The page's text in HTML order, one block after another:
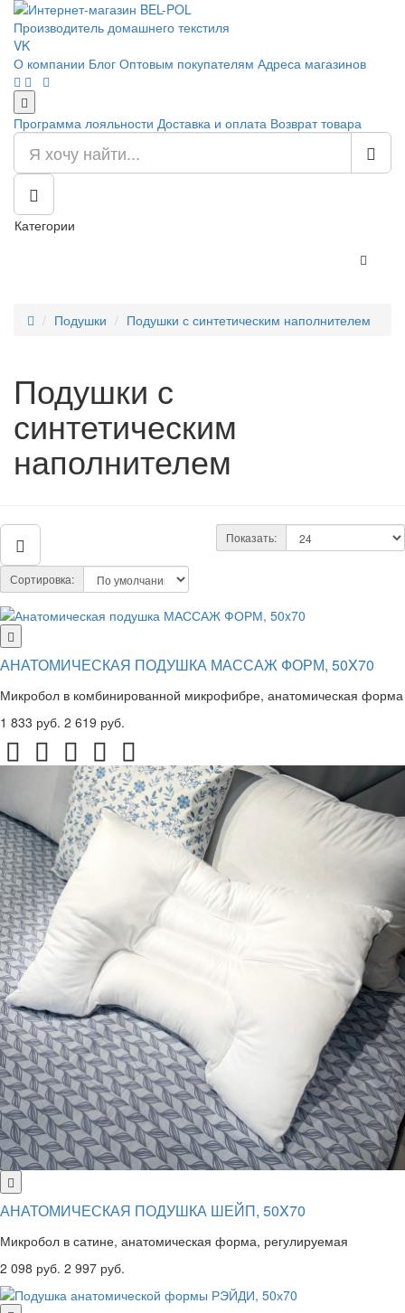
Производитель домашнего текстиля
VK
О компании Блог Оптовым покупателям Адреса магазинов
Программа лояльности Доставка и оплата Возврат товара
Категории
Подушки Подушки с синтетическим наполнителем
Подушки с
синтетическим
наполнителем
Сортировка:
Показать:
АНАТОМИЧЕСКАЯ ПОДУШКА МАССАЖ ФОРМ, 50X70
Микробол в комбинированной микрофибре, анатомическая форма
1 833 руб. 2 619 руб.
АНАТОМИЧЕСКАЯ ПОДУШКА ШЕЙП, 50X70
Микробол в сатине, анатомическая форма, регулируемая
2 098 руб. 2 997 руб.